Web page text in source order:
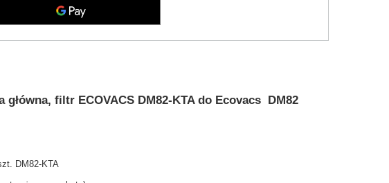
filtr ECOVACS DM82-KTA do Ecovacs DM82
DM82-KTA